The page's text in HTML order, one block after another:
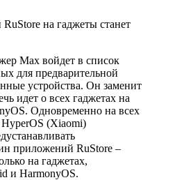
на гаджеты станет
Max войдет в список
для предварительной
устройства. Он заменит
идет о всех гаджетах на
Одновременно на всех
HyperOS (Xiaomi)
приложений RuStore –
на гаджетах,
и HarmonyOS.